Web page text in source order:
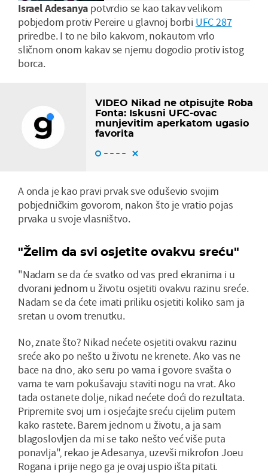
Israel Adesanya potvrdio se kao takav velikom
pobjedom protiv Pereire u glavnoj borbi UFC 287
priredbe. I to ne bilo kakvom, nokautom vrlo
sličnom onom kakav se njemu dogodio protiv istog
borca.
VIDEO Nikad ne otpisujte Roba
Fonta: Iskusni UFC-ovac
munjevitim aperkatom ugasio
favorita
A onda je kao pravi prvak sve oduševio svojim
pobjedničkim govorom, nakon što je vratio pojas
prvaka u svoje vlasništvo.
"Želim da svi osjetite ovakvu sreću"
"Nadam se da će svatko od vas pred ekranima i u
dvorani jednom u životu osjetiti ovakvu razinu sreće.
Nadam se da ćete imati priliku osjetiti koliko sam ja
sretan u ovom trenutku.
No, znate što? Nikad nećete osjetiti ovakvu razinu
sreće ako po nešto u životu ne krenete. Ako vas ne
bace na dno, ako seru po vama i govore svašta o
vama te vam pokušavaju staviti nogu na vrat. Ako
tada ostanete dolje, nikad nećete doći do rezultata.
Pripremite svoj um i osjećajte sreću cijelim putem
kako rastete. Barem jednom u životu, a ja sam
blagoslovljen da mi se tako nešto već više puta
ponavlja", rekao je Adesanya, uzevši mikrofon Joeu
Rogana i prije nego ga je ovaj uspio išta pitati.